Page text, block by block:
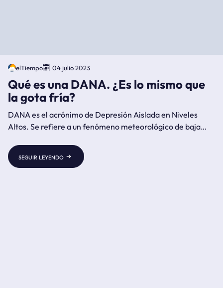
elTiempo 04 julio 2023
Qué es una DANA. ¿Es lo mismo que
la gota fría?
DANA es el acrónimo de Depresión Aislada en Niveles
Altos. Se refiere a un fenómeno meteorológico de baja
La gota fría es usa en España para describir las fuertes
lluvias asociadas a una DANA.
seguir leyendo